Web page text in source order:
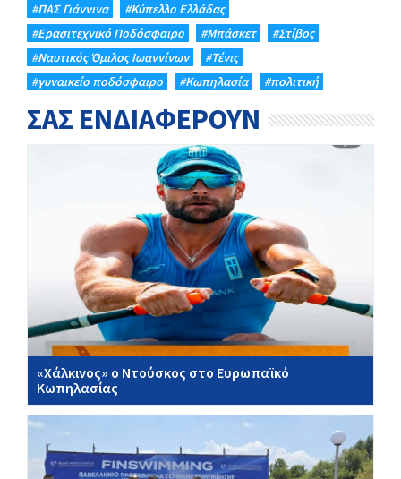
#ΠΑΣ Γιάννινα
#Κύπελλο Ελλάδας
#Eρασιτεχνικό Ποδόσφαιρο
#Μπάσκετ
#Στίβος
#Ναυτικός Όμιλος Ιωαννίνων
#Τένις
#γυναικείο ποδόσφαιρο
#Κωπηλασία #πολιτική
ΣΑΣ ΕΝΔΙΑΦΕΡΟΥΝ
«Χάλκινος» ο Ντούσκος στο Ευρωπαϊκό
Κωπηλασίας